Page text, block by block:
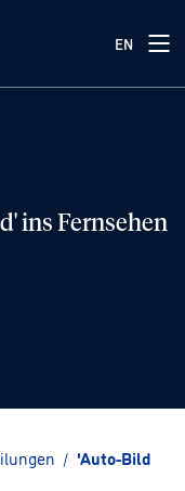
EN
ins Fernsehen
/ 'Auto-Bild'